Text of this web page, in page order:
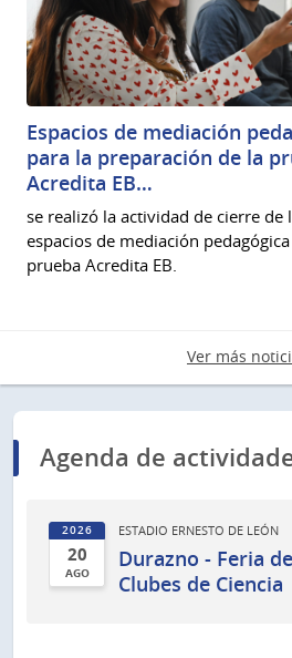
Espacios de mediación
para la preparación de la
Acredita EB…
se realizó la actividad de cierre de
espacios de mediación
prueba Acredita EB.
Ver más
Agenda de
2026
20
AGO
ESTADIO ERNESTO DE LEÓN
Durazno - Feria
Clubes de Ciencia